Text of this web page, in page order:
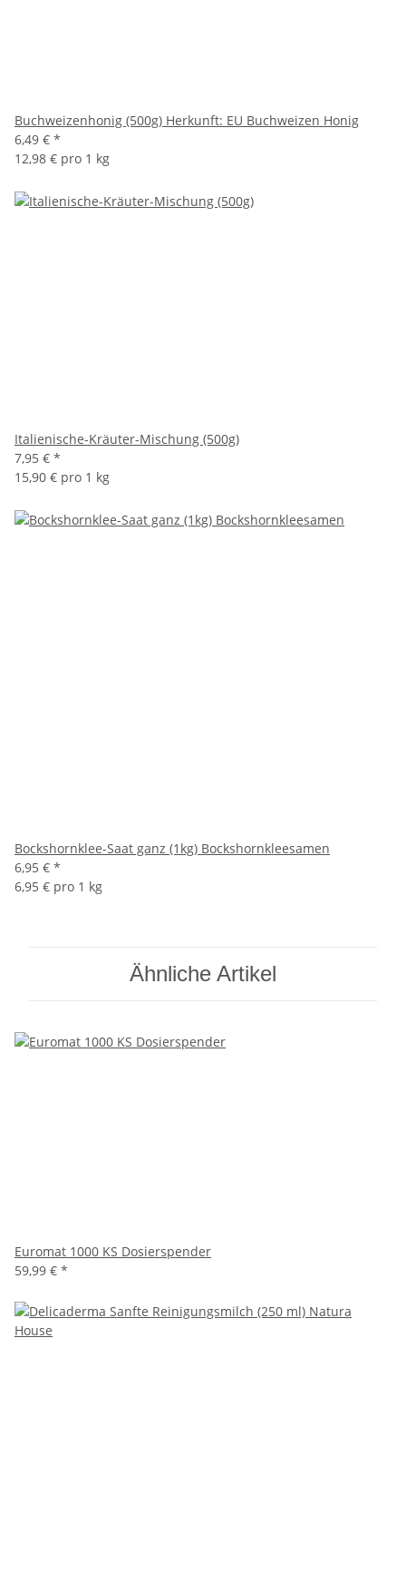
Buchweizenhonig (500g) Herkunft: EU Buchweizen Honig
6,49 € *
12,98 € pro 1 kg
Italienische-Kräuter-Mischung (500g)
7,95 € *
15,90 € pro 1 kg
Bockshornklee-Saat ganz (1kg) Bockshornkleesamen
6,95 € *
6,95 € pro 1 kg
Ähnliche Artikel
Euromat 1000 KS Dosierspender
59,99 € *